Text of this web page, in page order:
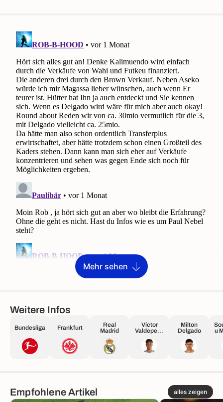
Mehr sehen
Weitere Infos
Bundesliga Frankfurt
Real
Madrid
Víctor
Valdepeña
Milton
Delgado
u
Empfohlene Artikel alles zeigen